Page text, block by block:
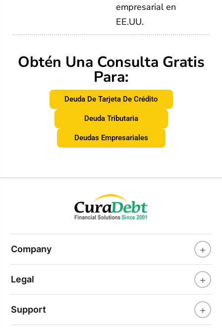
empresarial en
EE.UU.
Obtén Una Consulta Gratis
Para:
Deuda De Tarjeta De Crédito
Deuda Tributaria
Deudas Empresariales
Company +
Legal +
Support +